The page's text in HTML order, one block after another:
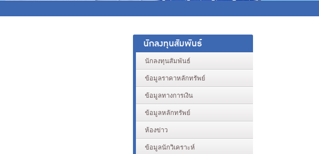
นักลงทุนสัมพันธ์
นักลงทุนสัมพันธ์
ข้อมูลราคาหลักทรัพย์
ข้อมูลทางการเงิน
ข้อมูลหลักทรัพย์
ห้องข่าว
ข้อมูลนักวิเคราะห์